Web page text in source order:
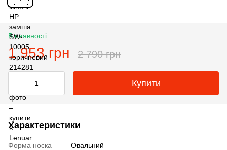
В наявності
1 953 грн 2 790 грн
Купити
Характеристики
Форма носка
Овальний